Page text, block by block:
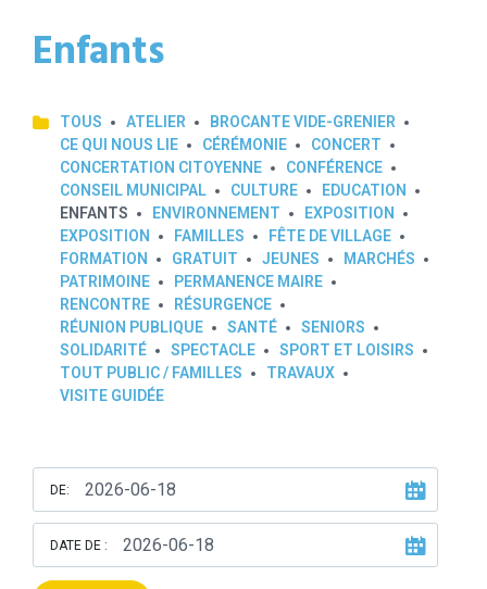
Enfants
TOUS ATELIER
BROCANTE VIDE-GRENIER
CE QUI NOUS LIE
CÉRÉMONIE
CONCERT
CONCERTATION CITOYENNE
CONFÉRENCE
CONSEIL MUNICIPAL
CULTURE
EDUCATION
ENFANTS
ENVIRONNEMENT
EXPOSITION
EXPOSITION
FAMILLES
FÊTE DE VILLAGE
FORMATION
GRATUIT JEUNES
MARCHÉS
PATRIMOINE
PERMANENCE MAIRE
RENCONTRE
RÉSURGENCE
RÉUNION PUBLIQUE
SANTÉ
SENIORS
SOLIDARITÉ
SPECTACLE
SPORT ET LOISIRS
TOUT PUBLIC / FAMILLES
TRAVAUX
VISITE GUIDÉE
DE:
DATE DE :